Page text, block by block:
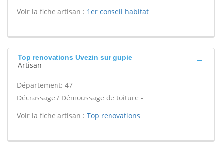
Voir la fiche artisan : 1er conseil habitat
Top renovations Uvezin sur gupie
Artisan
Département: 47
Décrassage / Démoussage de toiture -
Voir la fiche artisan : Top renovations